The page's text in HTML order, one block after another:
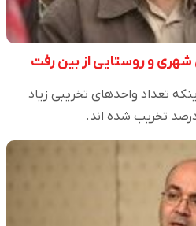
تعداد واحدهای تخریبی زیاد
تخریب شده اند.